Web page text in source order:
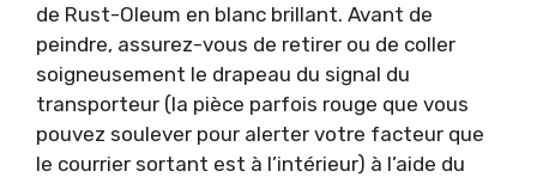
de Rust-Oleum en blanc brillant. Avant de
peindre, assurez-vous de retirer ou de coller
soigneusement le drapeau du signal du
transporteur (la pièce parfois rouge que vous
pouvez soulever pour alerter votre facteur que
le courrier sortant est à l’intérieur) à l’aide du